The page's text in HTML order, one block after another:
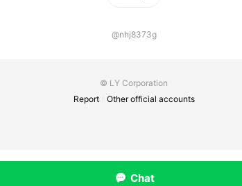
@nhj8373g
© LY Corporation
Report
Other official accounts
Chat